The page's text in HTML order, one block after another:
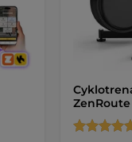
ZenRoute